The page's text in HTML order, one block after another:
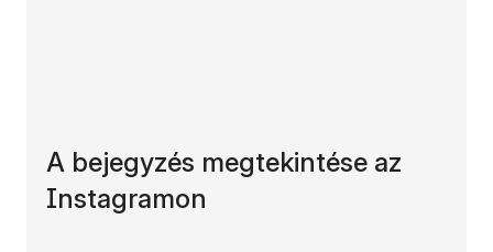
A bejegyzés megtekintése az
Instagramon